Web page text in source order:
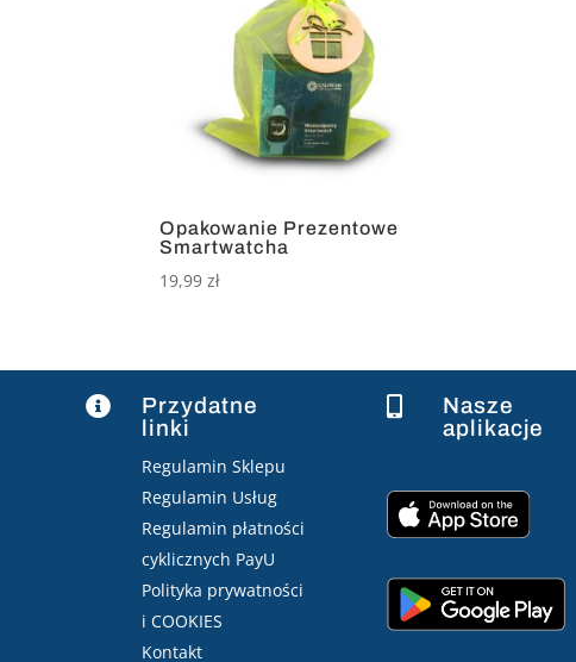
Opakowanie Prezentowe
Smartwatcha
19,99zł

Przydatne
linki
Regulamin Sklepu
Regulamin Usług
Regulamin płatności
cyklicznych PayU
Polityka prywatności
i COOKIES
Kontakt

Nasze
aplikacje